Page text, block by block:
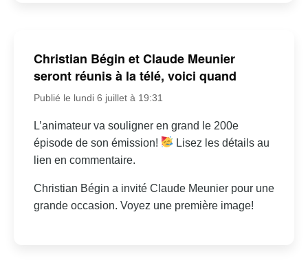
Christian Bégin et Claude Meunier
seront réunis à la télé, voici quand
Publié le lundi 6 juillet à 19:31
L’animateur va souligner en grand le 200e
épisode de son émission!
Lisez les détails au
lien en commentaire.
Christian Bégin a invité Claude Meunier pour une
grande occasion. Voyez une première image!